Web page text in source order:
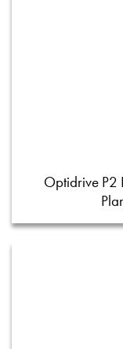
Optidrive P2